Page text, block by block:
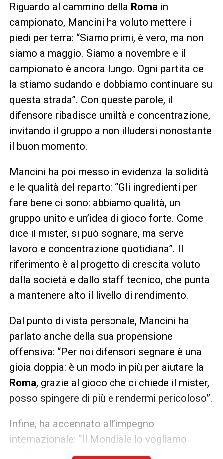
Riguardo al cammino della Roma in
campionato, Mancini ha voluto mettere i
piedi per terra: “Siamo primi, è vero, ma non
siamo a maggio. Siamo a novembre e il
campionato è ancora lungo. Ogni partita ce
la stiamo sudando e dobbiamo continuare su
questa strada”. Con queste parole, il
difensore ribadisce umiltà e concentrazione,
invitando il gruppo a non illudersi nonostante
il buon momento.
Mancini ha poi messo in evidenza la solidità
e le qualità del reparto: “Gli ingredienti per
fare bene ci sono: abbiamo qualità, un
gruppo unito e un’idea di gioco forte. Come
dice il mister, si può sognare, ma serve
lavoro e concentrazione quotidiana”. Il
riferimento è al progetto di crescita voluto
dalla società e dallo staff tecnico, che punta
a mantenere alto il livello di rendimento.
Dal punto di vista personale, Mancini ha
parlato anche della sua propensione
offensiva: “Per noi difensori segnare è una
gioia doppia: è un modo in più per aiutare la
Roma, grazie al gioco che ci chiede il mister,
posso spingere di più e rendermi pericoloso”.
Infine, ha accennato all’impegno
internazionale: “Il Mondiale lo vogliamo
anche noi, ma prima ci sono obiettivi